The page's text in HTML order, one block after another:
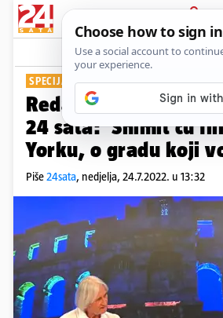
PRIJAVA
Show
SPECIJALNA EMISIJA 24SATA
Redatelj Dejan Šorak
24 sata: 'Snimit ću
Yorku, o gradu koji
Piše24sata, nedjelja, 24.7.2022. u 13:32